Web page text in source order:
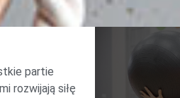
partie
rozwijają siłę